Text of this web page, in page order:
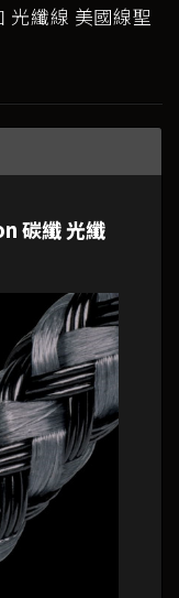
纖線 美國線聖
碳纖 光纖